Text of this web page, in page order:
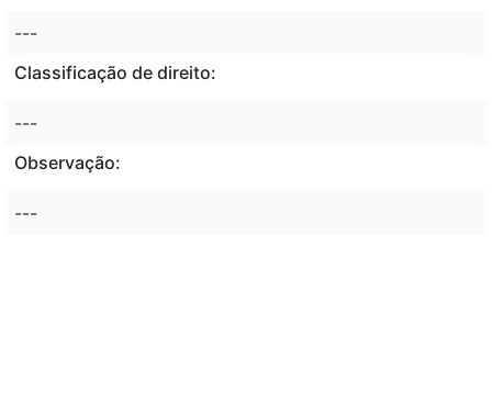
---
Classificação de direito:
---
Observação:
---